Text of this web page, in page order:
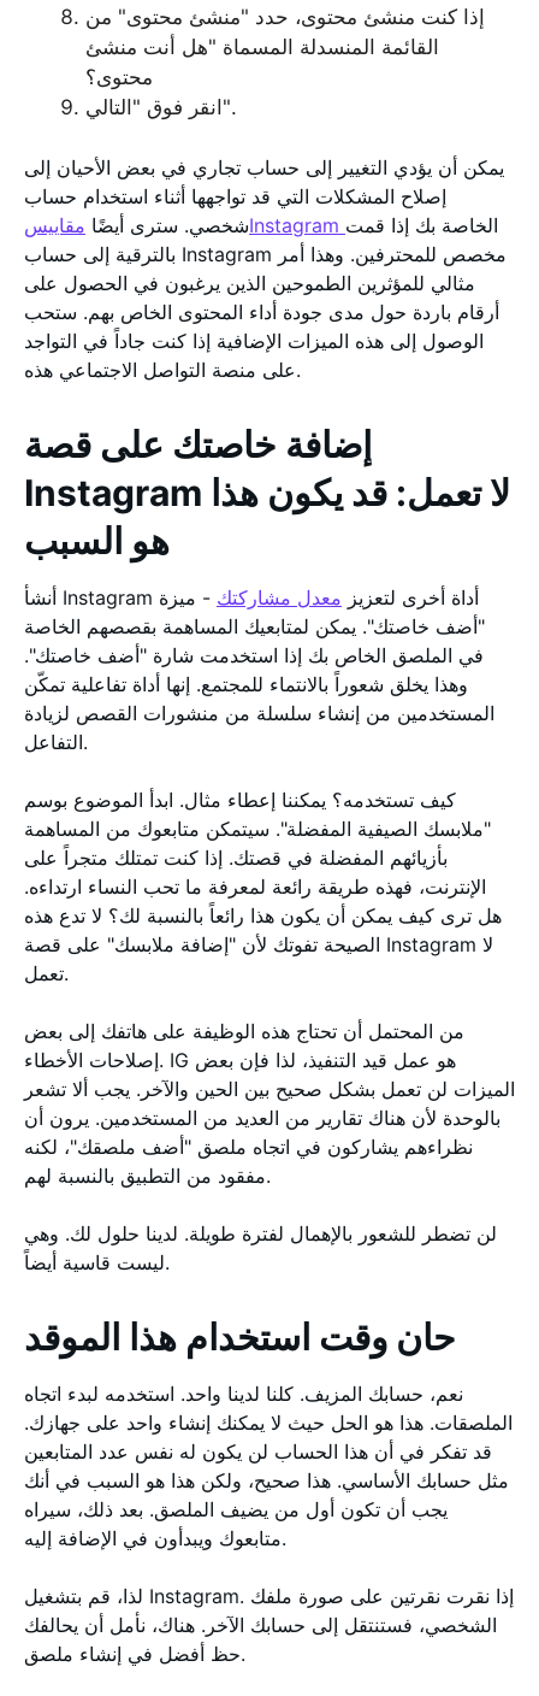
إذا كنت منشئ محتوى، حدد "منشئ محتوى" من
القائمة المنسدلة المسماة "هل أنت منشئ
انقر فوق "التالي".
يمكن أن يؤدي التغيير إلى حساب تجاري في بعض الأحيان إلى
إصلاح المشكلات التي قد تواجهها أثناء استخدام حساب
شخصي. سترى أيضًامقاييسInstagram الخاصة بك إذا قمت
بالترقية إلى حساب Instagram مخصص للمحترفين. وهذا أمر
مثالي للمؤثرين الطموحين الذين يرغبون في الحصول على
أرقام باردة حول مدى جودة أداء المحتوى الخاص بهم. ستحب
الوصول إلى هذه الميزات الإضافية إذا كنت جاداً في التواجد
على منصة التواصل الاجتماعي هذه.
إضافة خاصتك على قصة
Instagram لا تعمل: قد يكون هذا
هو السبب
أنشأ Instagram أداة أخرى لتعزيز معدل مشاركتك - ميزة
"أضف خاصتك". يمكن لمتابعيك المساهمة بقصصهم الخاصة
في الملصق الخاص بك إذا استخدمت شارة "أضف خاصتك".
وهذا يخلق شعوراً بالانتماء للمجتمع. إنها أداة تفاعلية تمكّن
المستخدمين من إنشاء سلسلة من منشورات القصص لزيادة
التفاعل.
كيف تستخدمه؟ يمكننا إعطاء مثال. ابدأ الموضوع بوسم
"ملابسك الصيفية المفضلة". سيتمكن متابعوك من المساهمة
بأزيائهم المفضلة في قصتك. إذا كنت تمتلك متجراً على
الإنترنت، فهذه طريقة رائعة لمعرفة ما تحب النساء ارتداءه.
هل ترى كيف يمكن أن يكون هذا رائعاً بالنسبة لك؟ لا تدع هذه
الصيحة تفوتك لأن "إضافة ملابسك" على قصة Instagram لا
تعمل.
من المحتمل أن تحتاج هذه الوظيفة على هاتفك إلى بعض
إصلاحات الأخطاء. IG هو عمل قيد التنفيذ، لذا فإن بعض
الميزات لن تعمل بشكل صحيح بين الحين والآخر. يجب ألا تشعر
بالوحدة لأن هناك تقارير من العديد من المستخدمين. يرون أن
نظراءهم يشاركون في اتجاه ملصق "أضف ملصقك"، لكنه
مفقود من التطبيق بالنسبة لهم.
لن تضطر للشعور بالإهمال لفترة طويلة. لدينا حلول لك. وهي
ليست قاسية أيضاً.
حان وقت استخدام هذا الموقد
نعم، حسابك المزيف. كلنا لدينا واحد. استخدمه لبدء اتجاه
الملصقات. هذا هو الحل حيث لا يمكنك إنشاء واحد على جهازك.
قد تفكر في أن هذا الحساب لن يكون له نفس عدد المتابعين
مثل حسابك الأساسي. هذا صحيح، ولكن هذا هو السبب في أنك
يجب أن تكون أول من يضيف الملصق. بعد ذلك، سيراه
متابعوك ويبدأون في الإضافة إليه.
لذا، قم بتشغيل Instagram. إذا نقرت نقرتين على صورة ملفك
الشخصي، فستنتقل إلى حسابك الآخر. هناك، نأمل أن يحالفك
حظ أفضل في إنشاء ملصق.